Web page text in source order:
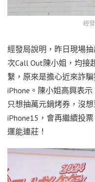
經
經發局說明，昨日現場
次Call Out陳小姐，均接
繫，原來是擔心近來詐
iPhone。陳小姐高興表
只想抽萬元鍋烤券，沒
iPhone15，會再繼續投
運能連莊！